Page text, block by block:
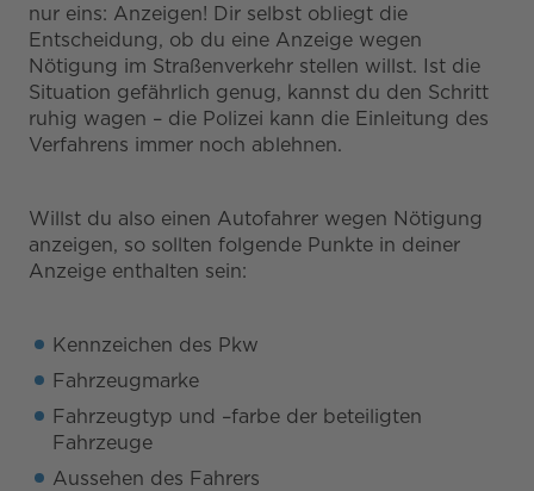
nur eins: Anzeigen! Dir selbst obliegt die
Entscheidung, ob du eine Anzeige wegen
Nötigung im Straßenverkehr stellen willst. Ist die
Situation gefährlich genug, kannst du den Schritt
ruhig wagen – die Polizei kann die Einleitung des
Verfahrens immer noch ablehnen.
Willst du also einen Autofahrer wegen Nötigung
anzeigen, so sollten folgende Punkte in deiner
Anzeige enthalten sein:
Kennzeichen des Pkw
Fahrzeugmarke
Fahrzeugtyp und –farbe der beteiligten
Fahrzeuge
Aussehen des Fahrers